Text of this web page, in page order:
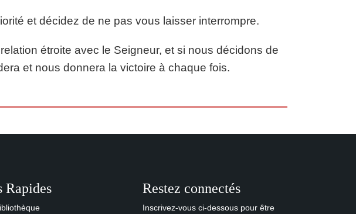
et décidez de ne pas vous laisser interrompre.
étroite avec le Seigneur, et si nous décidons de
et nous donnera la victoire à chaque fois.
Rapides Restez connectés
Inscrivez-vous ci-dessous pour être